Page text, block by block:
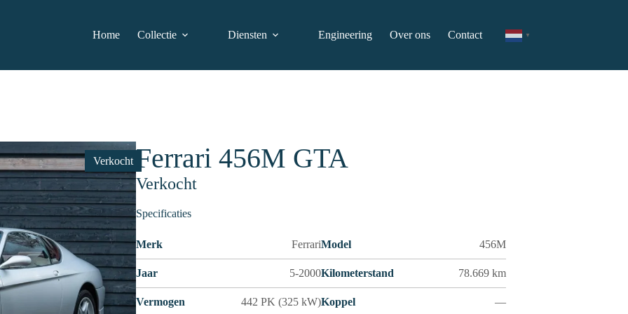
Home Collectie Diensten Engineering Over ons Contact ▼
Verkocht Ferrari 456M GTA
Verkocht
Specificaties
Merk FerrariModel 456M
Jaar 5-2000Kilometerstand 78.669 km
Vermogen 442 PK (325 kW)Koppel —